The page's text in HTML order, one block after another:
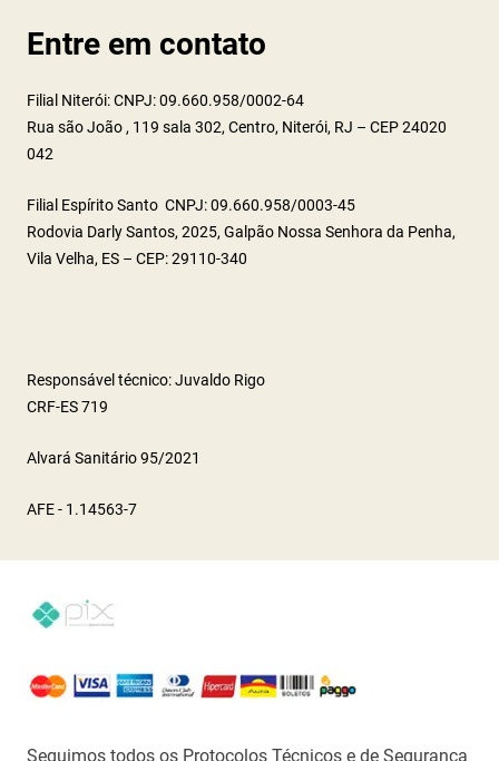
Entre em contato
Filial Niterói: CNPJ: 09.660.958/0002-64
Rua são João , 119 sala 302, Centro, Niterói, RJ – CEP 24020
042
Filial Espírito Santo CNPJ: 09.660.958/0003-45
Rodovia Darly Santos, 2025, Galpão Nossa Senhora da Penha,
Vila Velha, ES – CEP: 29110-340
Responsável técnico: Juvaldo Rigo
CRF-ES 719
Alvará Sanitário 95/2021
AFE - 1.14563-7
Seguimos todos os Protocolos Técnicos e de Segurança